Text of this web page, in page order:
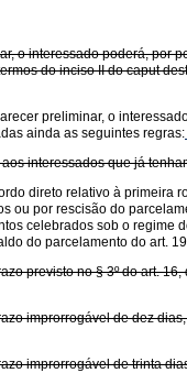
o interessado poderá, por
do inciso II do caput
preliminar, o
ainda as seguintes regras:
interessados que já
direto relativo à primeira
ou por rescisão do
celebrados sob o
do parcelamento do art.
previsto no § 3º do art.
improrrogável de dez
improrrogável de trinta